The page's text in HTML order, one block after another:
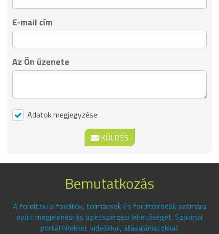
E-mail cím
Az Ön üzenete
Adatok megjegyzése
KÜLDÉS
Bemutatkozás
A fordit.hu a fordítók, tolmácsok és fordítóirodák számára
nyújt megjelenési és üzletszerzési lehetőséget. Szakmai
portál hírekkel, videókkal, állásajánlatokkal.